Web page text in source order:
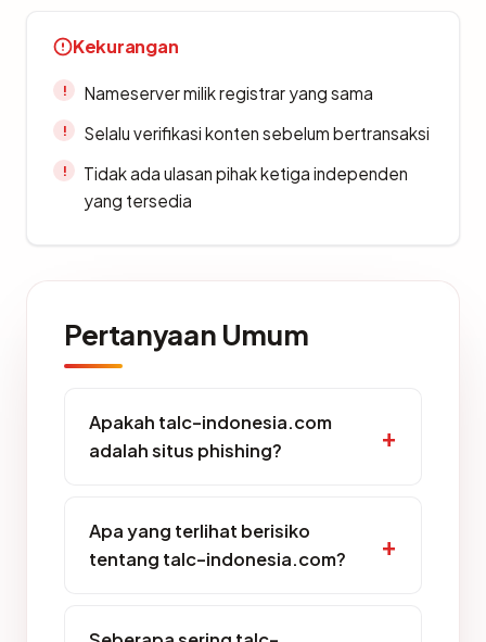
Kekurangan
Nameserver milik registrar yang sama
Selalu verifikasi konten sebelum bertransaksi
Tidak ada ulasan pihak ketiga independen
yang tersedia
Pertanyaan Umum
Apakah talc-indonesia.com
adalah situs phishing?
Apa yang terlihat berisiko
tentang talc-indonesia.com?